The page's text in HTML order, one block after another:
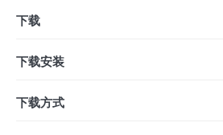
下载
下载安装
下载方式